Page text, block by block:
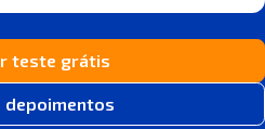
teste grátis
depoimentos